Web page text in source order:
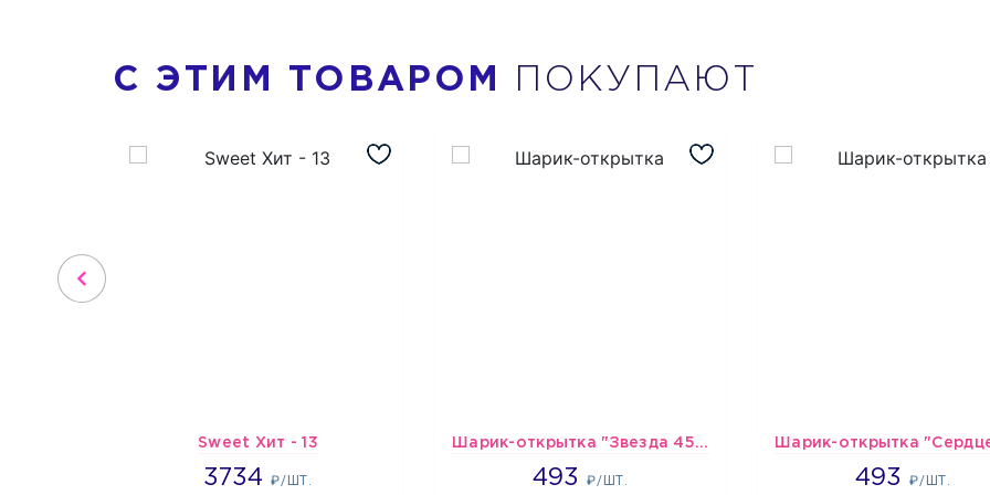
С ЭТИМ ТОВАРОМ ПОКУПАЮТ
Sweet Хит - 13
3734₽/ШТ.
3734 Шарик-открытка "Звезда 45 см" №1
493₽/ШТ.
493
493₽/ШТ.
493